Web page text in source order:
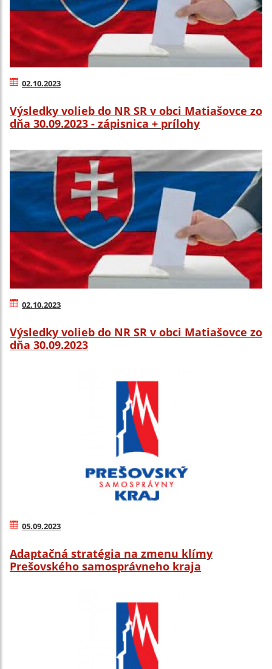
02.10.2023
Výsledky volieb do NR SR v obci Matiašovce zo
dňa 30.09.2023 - zápisnica + prílohy
02.10.2023
Výsledky volieb do NR SR v obci Matiašovce zo
dňa 30.09.2023
05.09.2023
Adaptačná stratégia na zmenu klímy
Prešovského samosprávneho kraja